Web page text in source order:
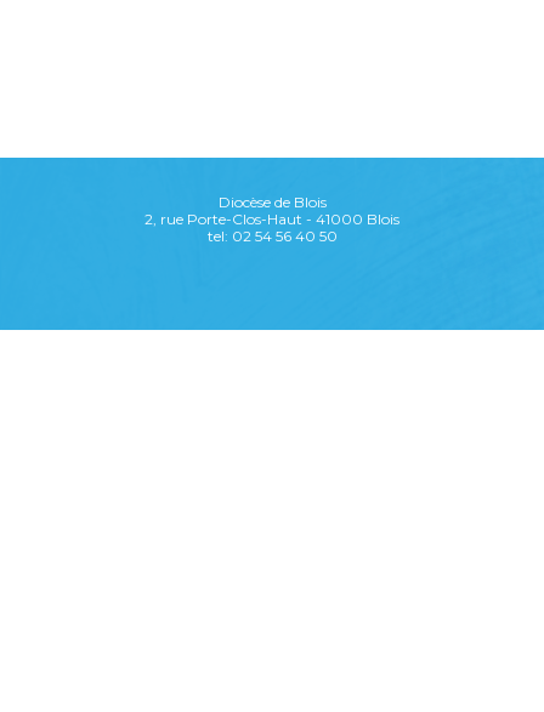
Diocèse de Blois
2, rue Porte-Clos-Haut - 41000 Blois
tel: 02 54 56 40 50